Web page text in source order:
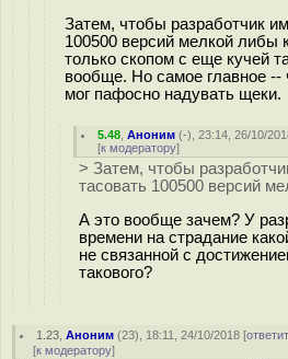
Затем, чтобы разработчик
100500 версий мелкой либы
только скопом с еще кучей
вообще. Но самое главное --
мог пафосно надувать щеки.
5.48 ,Аноним (-), 23:14, 26/10/
[к модератору]
> Затем, чтобы
тасовать 100500 версий
А это вообще зачем? У
времени на страдание
не связанной с
такового?
1.23 ,Аноним (23), 18:11, 24/10/2018 [
[к модератору]